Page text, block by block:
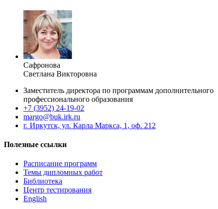
Сафронова
Светлана Викторовна
Заместитель директора по программам дополнительного
профессионального образования
+7 (3952) 24-19-02
margo@buk.irk.ru
г. Иркутск, ул. Карла Маркса, 1, оф. 212
Полезные ссылки
Расписание программ
Темы дипломных работ
Библиотека
Центр тестирования
English